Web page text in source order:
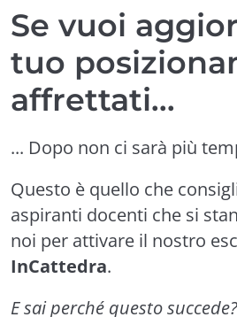
Se vuoi
tuo
affrettati...
... Dopo non ci sarà più
Questo è quello che
aspiranti docenti che si
noi per attivare il nostro
InCattedra.
E sai perché questo succede?